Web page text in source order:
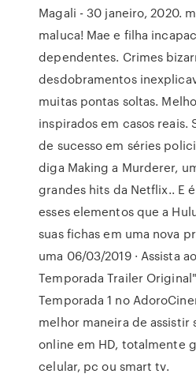
Magali - 30 janeiro, 2020.
maluca! Mae e filha
dependentes. Crimes
desdobramentos
muitas pontas soltas.
inspirados em casos reais.
de sucesso em séries
diga Making a Murderer,
grandes hits da Netflix.. E
esses elementos que a
suas fichas em uma nova
uma 06/03/2019 · Assista
Temporada Trailer
Temporada 1 no
melhor maneira de assistir
online em HD, totalmente
celular, pc ou smart tv.